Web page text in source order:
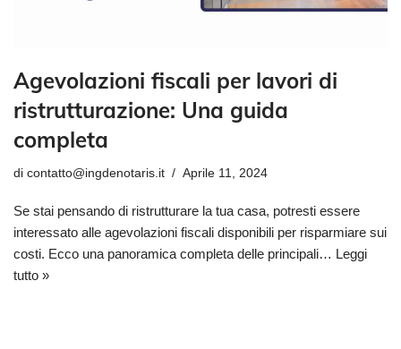
Agevolazioni fiscali per lavori di
ristrutturazione: Una guida
completa
di contatto@ingdenotaris.it Aprile 11, 2024
Se stai pensando di ristrutturare la tua casa, potresti essere
interessato alle agevolazioni fiscali disponibili per risparmiare sui
costi. Ecco una panoramica completa delle principali… Leggi
tutto »